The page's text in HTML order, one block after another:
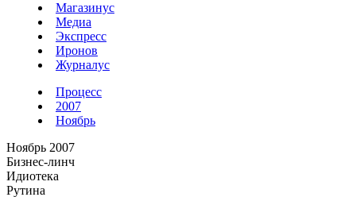
Магазинус
Медиа
Экспресс
Иронов
Журналус
Процесс
2007
Ноябрь
Ноябрь 2007
Бизнес-линч
Идиотека
Рутина